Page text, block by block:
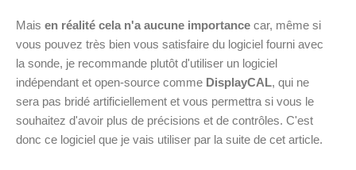
Mais en réalité cela n'a aucune importance car, même si
vous pouvez très bien vous satisfaire du logiciel fourni avec
la sonde, je recommande plutôt d'utiliser un logiciel
indépendant et open-source comme DisplayCAL, qui ne
sera pas bridé artificiellement et vous permettra si vous le
souhaitez d'avoir plus de précisions et de contrôles. C'est
donc ce logiciel que je vais utiliser par la suite de cet article.